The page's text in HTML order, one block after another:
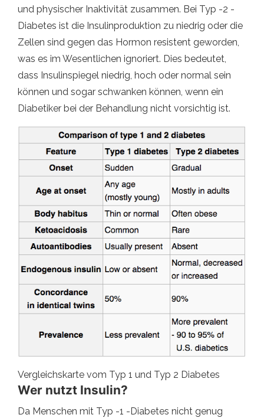
und physischer Inaktivität zusammen. Bei Typ -2 -
Diabetes ist die Insulinproduktion zu niedrig oder die
Zellen sind gegen das Hormon resistent geworden,
was es im Wesentlichen ignoriert. Dies bedeutet,
dass Insulinspiegel niedrig, hoch oder normal sein
können und sogar schwanken können, wenn ein
Diabetiker bei der Behandlung nicht vorsichtig ist.
Vergleichskarte vom Typ 1 und Typ 2 Diabetes
Wer nutzt Insulin?
Da Menschen mit Typ -1 -Diabetes nicht genug